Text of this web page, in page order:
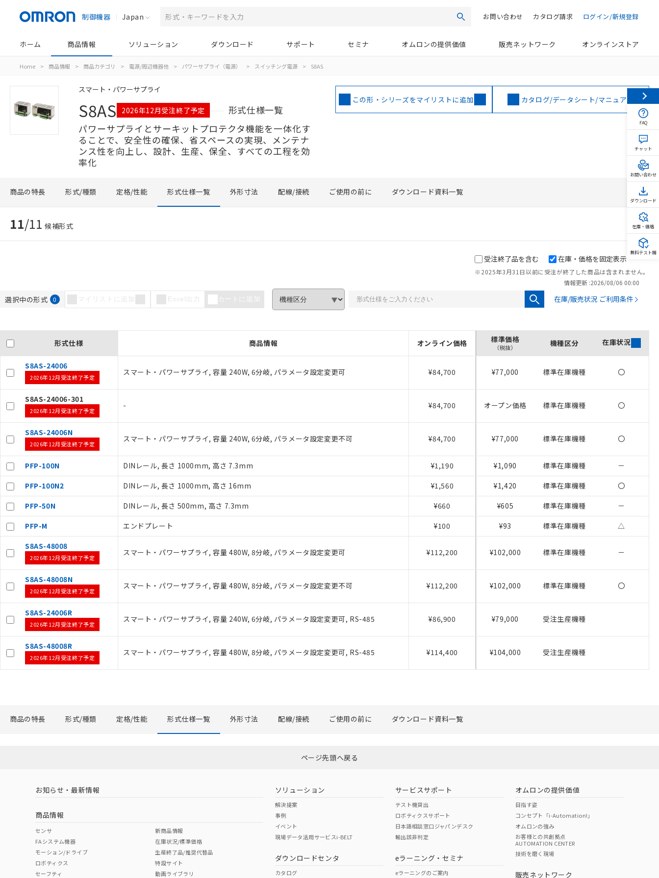
制御機器 Japan 検索 ログイン/新規登録
カタログ請求
お問い合わせ
ホーム 商品情報 ソリューション ダウンロード サポート セミナ オムロンの提供価値 販売ネットワーク オンラインストア
Home > 商品情報 > 商品カテゴリ > 電源/周辺機器他 > パワーサプライ（電源） > スイッチング電源 > S8AS
スマート・パワーサプライ
S8AS 2026年12月受注終了予定
形式仕様一覧
パワーサプライとサーキットプロテクタ機能を一体化す
ることで、安全性の確保、省スペースの実現、メンテナ
ンス性を向上し、設計、生産、保全、すべての工程を効
率化
この形・シリーズをマイリストに追加 カタログ/データシート/マニュアル
商品の特長 形式/種類 定格/性能 形式仕様一覧 外形寸法 配線/接続 ご使用の前に ダウンロード資料一覧
11/11 候補形式
受注終了品を含む
※2025年3月31日以前に受注が終了した商品は含まれません。
在庫・価格を固定表示
選択中の形式 0 マイリストに追加 Excel出力 カートに追加
情報更新 :2026/08/06 00:00
在庫/販売状況 ご利用条件
形式仕様 商品情報 オンライン価格 標準価格
（税抜） 機種区分 在庫状況
S8AS-24006
2026年12月受注終了予定
スマート・パワーサプライ, 容量 240W, 6分岐, パラメータ設定変更可 ¥84,700 ¥77,000 標準在庫機種 〇
S8AS-24006-301
2026年12月受注終了予定
- ¥84,700 オープン価格 標準在庫機種 〇
S8AS-24006N
2026年12月受注終了予定
スマート・パワーサプライ, 容量 240W, 6分岐, パラメータ設定変更不可 ¥84,700 ¥77,000 標準在庫機種 〇
PFP-100N DINレール, 長さ 1000mm, 高さ 7.3mm ¥1,190 ¥1,090 標準在庫機種 －
PFP-100N2 DINレール, 長さ 1000mm, 高さ 16mm ¥1,560 ¥1,420 標準在庫機種 〇
PFP-50N DINレール, 長さ 500mm, 高さ 7.3mm ¥660 ¥605 標準在庫機種 －
PFP-M エンドプレート ¥100 ¥93 標準在庫機種 △
S8AS-48008
2026年12月受注終了予定
スマート・パワーサプライ, 容量 480W, 8分岐, パラメータ設定変更可 ¥112,200 ¥102,000 標準在庫機種 －
S8AS-48008N
2026年12月受注終了予定
スマート・パワーサプライ, 容量 480W, 8分岐, パラメータ設定変更不可 ¥112,200 ¥102,000 標準在庫機種 〇
S8AS-24006R
2026年12月受注終了予定
スマート・パワーサプライ, 容量 240W, 6分岐, パラメータ設定変更可, RS-485 ¥86,900 ¥79,000 受注生産機種
S8AS-48008R
2026年12月受注終了予定
スマート・パワーサプライ, 容量 480W, 8分岐, パラメータ設定変更可, RS-485 ¥114,400 ¥104,000 受注生産機種
商品の特長 形式/種類 定格/性能 形式仕様一覧 外形寸法 配線/接続 ご使用の前に ダウンロード資料一覧
ページ先頭へ戻る
お知らせ・最新情報
商品情報
センサ
FAシステム機器
モーション/ドライブ
ロボティクス
セーフティ
新商品情報
在庫状況/標準価格
生産終了品/推奨代替品
特設サイト
動画ライブラリ
ソリューション
解決提案
事例
イベント
現場データ活用サービスi-BELT
ダウンロードセンタ
カタログ
サービスサポート
テスト機貸出
ロボティクスサポート
日本語相談窓口ジャパンデスク
輸出該非判定
eラーニング・セミナ
eラーニングのご案内
オムロンの提供価値
目指す姿
コンセプト「i-Automation!」
オムロンの強み
お客様との共創拠点
AUTOMATION CENTER
技術を磨く現場
販売ネットワーク
FAQ
チャット
お問い合わせ
ダウンロード
在庫・価格
無料テスト機
号
一定数以上の在庫あり
△ 一定数には満たないが在庫あり
機器販売店・当社販売員にご確認ください)
白
ご利用条件
本サービスは、当社制御機器事業取扱商品の当社在庫状況および標準価格(税抜)を提供させていただ
くものです。
当社制御機器事業取扱商品の中には、本サービスの対象外となる商品もあることをご了承ください。
在庫状況および標準価格照会結果は、記載している更新日時点での社内データに基づき作成されるも
のであり、閲覧された時点での実際の在庫および標準価格とは異なる場合があることをご了承くださ
い。
正式な納期状況および標準価格はお客様のお取引先、またはお客様担当のオムロン制御機器販売店・
当社販売員にご相談ください。
オムロン制御機器販売店や当社販売拠点は「 販売ネットワーク
在庫状況および標準価格結果を当社の事前の承諾なく第三者に漏洩または開示しないようお願いしま
す。
ている必要があります。
さい。
いる法人を指します。